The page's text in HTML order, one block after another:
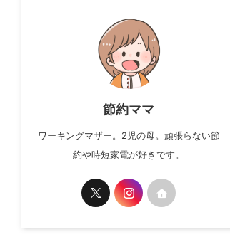
節約ママ
ワーキングマザー。2児の母。頑張らない節
約や時短家電が好きです。